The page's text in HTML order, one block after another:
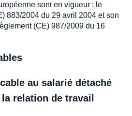
sont en vigueur : le
883/2004 du 29 avril 2004 et son
(CE) 987/2009 du 16
au salarié détaché
relation de travail